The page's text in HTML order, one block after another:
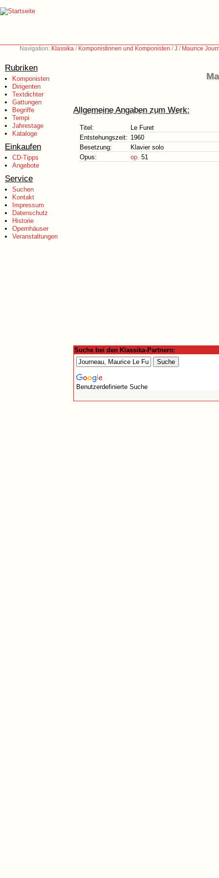
Navigation: Klassika / Komponistinnen und Komponisten /J / Maurice
Rubriken
Komponisten
Dirigenten
Textdichter
Gattungen
Begriffe
Tempi
Jahrestage
Kataloge
Einkaufen
CD-Tipps
Angebote
Service
Suchen
Kontakt
Impressum
Datenschutz
Historie
Opernhäuser
Veranstaltungen
Allgemeine Angaben zum Werk:
Titel:
Le Furet
Entstehungszeit: 1960
Besetzung:
Klavier solo
Opus:
op. 51
Suche bei den Klassika-Partnern:
Benutzerdefinierte Suche